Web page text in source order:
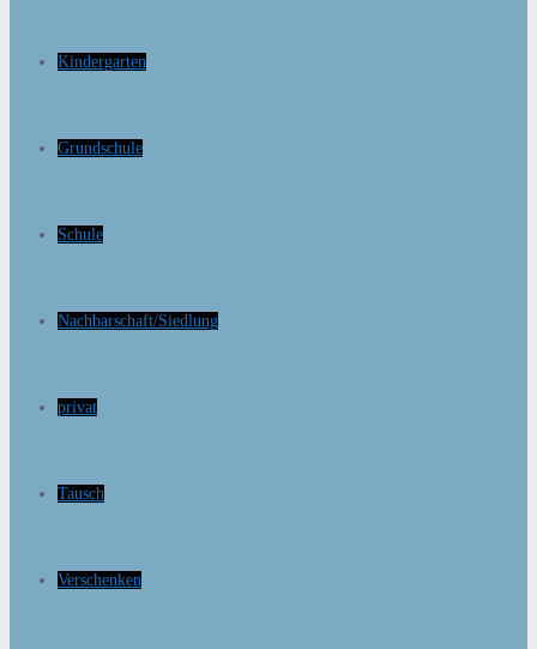
Kindergarten
Grundschule
Schule
Nachbarschaft/Siedlung
privat
Tausch
Verschenken